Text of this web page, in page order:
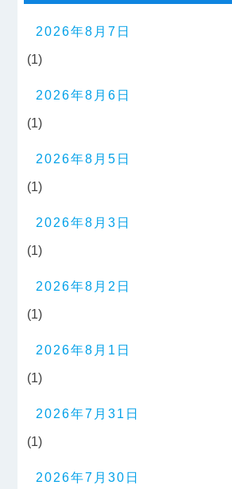
2026年8月7日
(1)
2026年8月6日
(1)
2026年8月5日
(1)
2026年8月3日
(1)
2026年8月2日
(1)
2026年8月1日
(1)
2026年7月31日
(1)
2026年7月30日